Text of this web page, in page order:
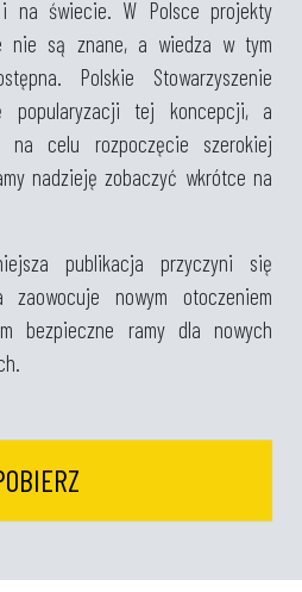
na świecie. W Polsce projekty
nie są znane, a wiedza w tym
Polskie Stowarzyszenie
popularyzacji tej koncepcji, a
na celu rozpoczęcie szerokiej
nadzieję zobaczyć wkrótce na
publikacja przyczyni się
nowym otoczeniem
bezpieczne ramy dla nowych